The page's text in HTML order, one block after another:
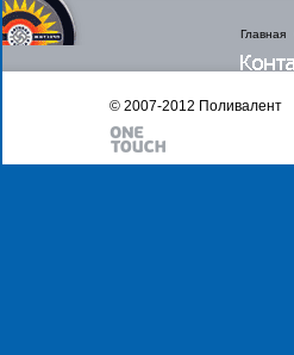
Главная
© 2007-2012 Поливалент